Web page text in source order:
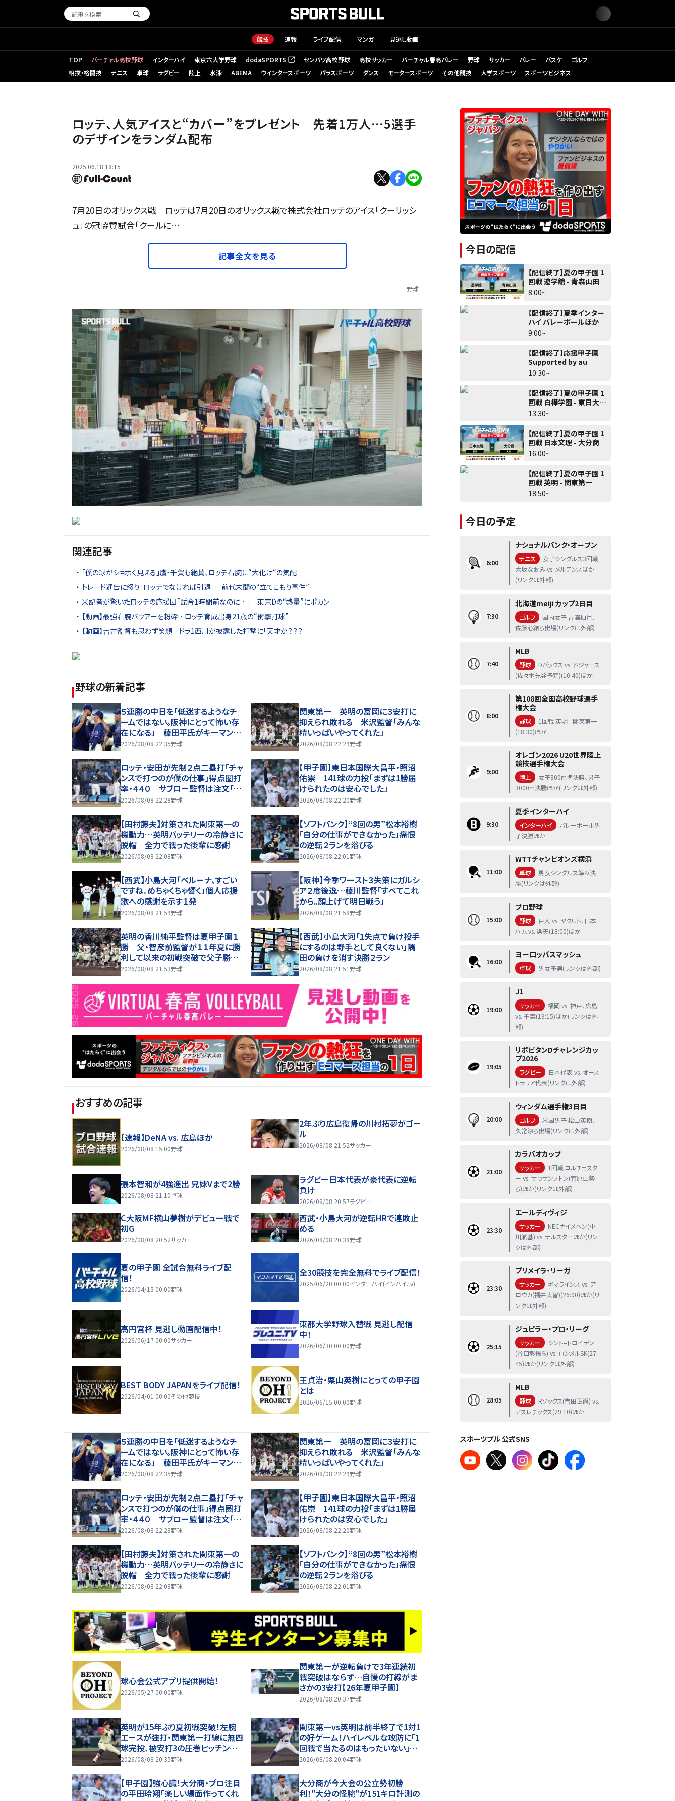
競技 速報 ライブ配信 マンガ 見逃し動画
TOP バーチャル高校野球 インターハイ 東京六大学野球 dodaSPORTS
（新しいタブで開く） センバツ高校野球 高校サッカー バーチャル春高バレー 野球 サッカー バレー バスケ
ゴルフ
相撲・格闘技
テニス 卓球 ラグビー 陸上 水泳 ABEMA ウインタースポーツ パラスポーツ ダンス モータースポーツ その他競技 大学スポーツ スポーツビジネス
ロッテ、人気アイスと“カバー”をプレゼント 先着1万人…5選手
のデザインをランダム配布
2025.06.18 18:15
7月20日のオリックス戦 ロッテは7月20日のオリックス戦で株式会社ロッテのアイス「クーリッシ
ュ」の冠協賛試合「クールに…
記事全文を見る
野球
関連記事
「僕の球がショボく見える」鷹・千賀も絶賛、ロッテ右腕に“大化け“の気配
トレード通告に怒り「ロッテでなければ引退」 前代未聞の“立てこもり事件”
米記者が驚いたロッテの応援団「試合1時間前なのに…」 東京Dの“熱量”にポカン
【動画】最強右腕バウアーを粉砕…ロッテ育成出身21歳の“衝撃打球”
【動画】吉井監督も思わず笑顔 ドラ1西川が披露した打撃に「天才か？？？」
野球の新着記事
５連勝の中日を「低迷するようなチ
ームではない。阪神にとって怖い存
在になる」 藤田平氏がキーマンに
挙げたのは？
2026/08/08 22:35野球
関東第一 英明の冨岡に３安打に
抑えられ敗れる 米沢監督「みんな
精いっぱいやってくれた」
2026/08/08 22:29野球
ロッテ・安田が先制２点二塁打「チャ
ンスで打つのが僕の仕事」得点圏打
率・４４０ サブロー監督は注文「そ
のあともう１本出してくれると」
2026/08/08 22:28野球
【甲子園】東日本国際大昌平・照沼
佑崇 141球の力投「まずは1勝届
けられたのは安心でした」
2026/08/08 22:20野球
【田村藤夫】対策された関東第一の
機動力…英明バッテリーの冷静さに
脱帽 全力で戦った後輩に感謝
2026/08/08 22:08野球
【ソフトバンク】“8回の男”松本裕樹
「自分の仕事ができなかった」痛恨
の逆転２ランを浴びる
2026/08/08 22:01 野球
【西武】小島大河「ベルーナ、すごい
ですね。めちゃくちゃ響く」個人応援
歌への感謝を示す１発
2026/08/08 21:59野球
【阪神】今季ワースト３失策にガルシ
ア２度後逸…藤川監督「すべてこれ
から。顔上げて明日戦う」
2026/08/08 21:58野球
英明の香川純平監督は夏甲子園１
勝 父・智彦前監督が１１年夏に勝
利して以来の初戦突破で父子勝利
達成「うれしいですし、感謝ですね」
2026/08/08 21:53野球
【西武】小島大河「1失点で負け投手
にするのは野手として良くない」隅
田の負けを消す決勝２ラン
2026/08/08 21:51 野球
おすすめの記事
【速報】DeNA vs. 広島ほか
2026/08/08 15:00野球
2年ぶり広島復帰の川村拓夢がゴー
ル
2026/08/08 21:52サッカー
張本智和が4強進出 兄妹Vまで2勝
2026/08/08 21:10卓球
ラグビー日本代表が豪代表に逆転
負け
2026/08/08 20:57ラグビー
C大阪MF横山夢樹がデビュー戦で
初G
2026/08/08 20:52サッカー
西武・小島大河が逆転HRで連敗止
める
2026/08/08 20:38野球
夏の甲子園 全試合無料ライブ配
信！
2026/04/13 00:00野球
全30競技を完全無料でライブ配信！
2025/06/20 00:00インターハイ(インハイ.tv)
高円宮杯 見逃し動画配信中！
2026/06/17 00:00サッカー
東都大学野球入替戦 見逃し配信
中！
2026/06/30 00:00野球
BEST BODY JAPANをライブ配信！
2026/04/01 00:00その他競技
王貞治・栗山英樹にとっての甲子園
とは
2026/06/15 00:00野球
５連勝の中日を「低迷するようなチ
ームではない。阪神にとって怖い存
在になる」 藤田平氏がキーマンに
挙げたのは？
2026/08/08 22:35野球
関東第一 英明の冨岡に３安打に
抑えられ敗れる 米沢監督「みんな
精いっぱいやってくれた」
2026/08/08 22:29野球
ロッテ・安田が先制２点二塁打「チャ
ンスで打つのが僕の仕事」得点圏打
率・４４０ サブロー監督は注文「そ
のあともう１本出してくれると」
2026/08/08 22:28野球
【甲子園】東日本国際大昌平・照沼
佑崇 141球の力投「まずは1勝届
けられたのは安心でした」
2026/08/08 22:20野球
【田村藤夫】対策された関東第一の
機動力…英明バッテリーの冷静さに
脱帽 全力で戦った後輩に感謝
2026/08/08 22:08野球
【ソフトバンク】“8回の男”松本裕樹
「自分の仕事ができなかった」痛恨
の逆転２ランを浴びる
2026/08/08 22:01 野球
球心会公式アプリ提供開始！
2026/05/27 00:00野球
関東第一が逆転負けで3年連続初
戦突破はならず…自慢の打線がま
さかの3安打【26年夏甲子園】
2026/08/08 20:37野球
英明が15年ぶり夏初戦突破！左腕
エースが強打・関東第一打線に無四
球完投、被安打3の圧巻ピッチング
【26年夏甲子園】
2026/08/08 20:35野球
関東第一vs英明は前半終了で1対1
の好ゲーム！ハイレベルな攻防に「1
回戦で当たるのはもったいない」と
ファン感嘆
2026/08/08 20:04野球
【甲子園】強心臓！大分商・プロ注目
の平田玲翔「楽しい場面作ってくれ
大分商が今大会の公立勢初勝
利！"大分の怪腕"が151キロ計測の
今日の配信
【配信終了】夏の甲子園 1
回戦 遊学館 - 青森山田
8:00~
【配信終了】夏季インター
ハイ バレーボールほか
9:00~
【配信終了】応援甲子園
Supported by au
10:30~
【配信終了】夏の甲子園 1
回戦 白樺学園 - 東日大昌
平
13:30~
【配信終了】夏の甲子園 1
回戦 日本文理 - 大分商
16:00~
【配信終了】夏の甲子園 1
回戦 英明 - 関東第一
18:50~
今日の予定
6:00
ナショナルバンク・オープン
テニス
女子シングルス3回戦
大坂なおみ vs. メルテンスほか
(リンクは外部)
7:30
北海道meiji カップ2日目
ゴルフ
国内女子 吉澤柚月、
佐藤心結ら出場(リンクは外部)
7:40
MLB
野球
Dバックス vs. ドジャース
(佐々木先発予定)(10:40)ほか
8:00
第108回全国高校野球選手
権大会
野球
1回戦 英明 - 関東第一
(18:30)ほか
9:00
オレゴン2026 U20世界陸上
競技選手権大会
陸上
女子800m準決勝、男子
3000m決勝ほか(リンクは外部)
9:30
夏季インターハイ
インターハイ
バレーボール男
子決勝ほか
11:00
WTTチャンピオンズ横浜
卓球
男女シングルス準々決
勝(リンクは外部)
15:00
プロ野球
野球
巨人 vs. ヤクルト、日本
ハム vs. 楽天(18:00)ほか
16:00
ヨーロッパスマッシュ
卓球 男女予選(リンクは外部)
19:00
J1
サッカー
福岡 vs. 神戸、広島
vs. 千葉(19:15)ほか(リンクは外
部)
19:05
リポビタンDチャレンジカッ
プ2026
ラグビー
日本代表 vs. オース
トラリア代表(リンクは外部)
20:00
ウィンダム選手権3日目
ゴルフ
米国男子 松山英樹、
久常涼ら出場(リンクは外部)
21:00
カラバオカップ
サッカー
1回戦 コルチェスタ
ー vs. サウサンプトン(菅原由勢
ら)ほか(リンクは外部)
23:30
エールディヴィジ
サッカー
NECナイメヘン(小
川航基) vs. テルスターほか(リン
クは外部)
23:30
プリメイラ・リーガ
サッカー
ギマラインス vs. ア
ロウカ(福井太智)(26:00)ほか(リ
ンクは外部)
25:15
ジュピラー・プロ・リーグ
サッカー
シント=トロイデン
(谷口彰悟ら) vs. ロンメルSK(27:
45)ほか(リンクは外部)
28:05
MLB
野球
Rソックス(吉田正尚) vs.
アスレチックス(29:10)ほか
スポーツブル 公式SNS